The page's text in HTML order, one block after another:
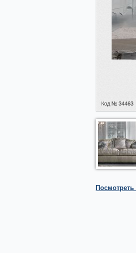
Код № 34463
Посмотреть